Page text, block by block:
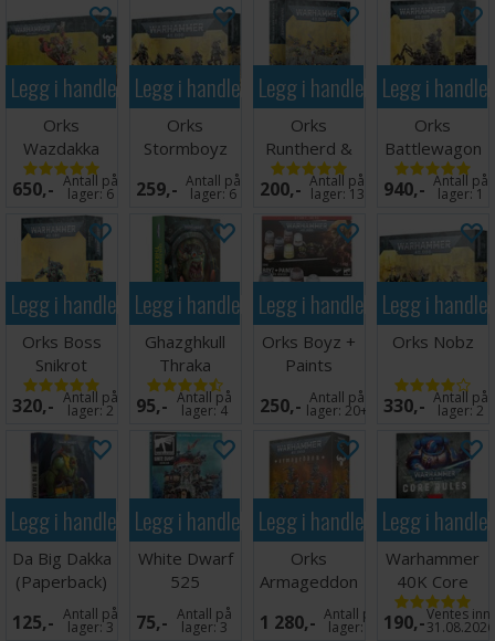
Legg i handlekurven
Orks
Wazdakka
Gutsmek
650,- Antall på
lager:6
Legg i handlekurven
Orks
Stormboyz
259,- Antall på
lager:6
Legg i handlekurven
Orks
Runtherd &
Gretchin
200,- Antall på
lager: 13
Legg i
Orks
Battlewagon
940,- Antall på
lager:1
Legg i handlekurven
Orks Boss
Snikrot
320,- Antall på
lager:2
Legg i handlekurven
Ghazghkull
Thraka
Prophet of
the Waaagh
95,- Antall på
lager:4
Legg i handlekurven
Orks Boyz +
Paints
250,- Antall på
lager:20+
Legg i
Orks Nobz
330,- Antall på
lager:2
Legg i handlekurven
Da Big Dakka
(Paperback)
125,- Antall på
lager:3
Legg i handlekurven
White Dwarf
525
75,- Antall på
lager:3
Legg i handlekurven
Orks
Armageddon
Battalion
1 280,- Antall på
lager:
Legg i
Warhammer
40K Core
Rules
190,-Ventes inn
31.08.2026